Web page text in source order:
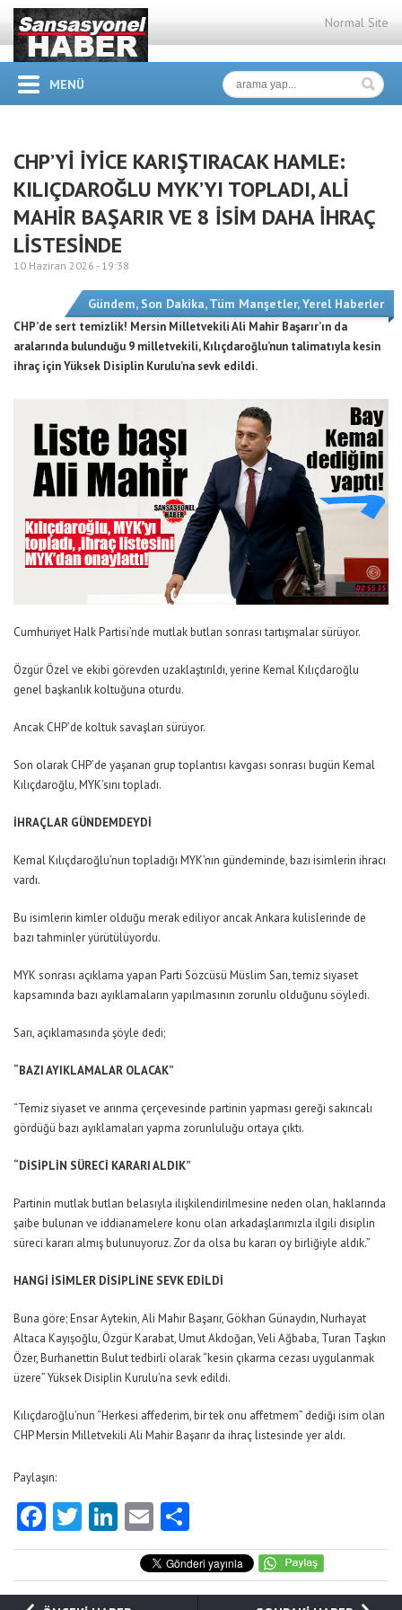
Normal Site
MENÜ
CHP’Yİ İYİCE KARIŞTIRACAK HAMLE:
KILIÇDAROĞLU MYK’YI TOPLADI, ALİ
MAHİR BAŞARIR VE 8 İSİM DAHA İHRAÇ
LİSTESİNDE
10 Haziran 2026 - 19:38
Gündem, Son Dakika,Tüm Manşetler,Yerel Haberler
CHP’de sert temizlik! Mersin Milletvekili Ali Mahir Başarır’ın da
aralarında bulunduğu 9 milletvekili, Kılıçdaroğlu’nun talimatıyla kesin
ihraç için Yüksek Disiplin Kurulu’na sevk edildi.
Cumhuriyet Halk Partisi’nde mutlak butlan sonrası tartışmalar sürüyor.
Özgür Özel ve ekibi görevden uzaklaştırıldı, yerine Kemal Kılıçdaroğlu
genel başkanlık koltuğuna oturdu.
Ancak CHP’de koltuk savaşları sürüyor.
Son olarak CHP’de yaşanan grup toplantısı kavgası sonrası bugün Kemal
Kılıçdaroğlu, MYK’sını topladı.
İHRAÇLAR GÜNDEMDEYDİ
Kemal Kılıçdaroğlu’nun topladığı MYK’nın gündeminde, bazı isimlerin ihracı
vardı.
Bu isimlerin kimler olduğu merak ediliyor ancak Ankara kulislerinde de
bazı tahminler yürütülüyordu.
MYK sonrası açıklama yapan Parti Sözcüsü Müslim Sarı, temiz siyaset
kapsamında bazı ayıklamaların yapılmasının zorunlu olduğunu söyledi.
Sarı, açıklamasında şöyle dedi;
“BAZI AYIKLAMALAR OLACAK”
“Temiz siyaset ve arınma çerçevesinde partinin yapması gereği sakıncalı
gördüğü bazı ayıklamaları yapma zorunluluğu ortaya çıktı.
“DİSİPLİN SÜRECİ KARARI ALDIK”
Partinin mutlak butlan belasıyla ilişkilendirilmesine neden olan, haklarında
şaibe bulunan ve iddianamelere konu olan arkadaşlarımızla ilgili disiplin
süreci kararı almış bulunuyoruz. Zor da olsa bu kararı oy birliğiyle aldık.”
HANGİ İSİMLER DİSİPLİNE SEVK EDİLDİ
Buna göre; Ensar Aytekin, Ali Mahir Başarır, Gökhan Günaydın, Nurhayat
Altaca Kayışoğlu, Özgür Karabat, Umut Akdoğan, Veli Ağbaba, Turan Taşkın
Özer, Burhanettin Bulut tedbirli olarak “kesin çıkarma cezası uygulanmak
üzere” Yüksek Disiplin Kurulu’na sevk edildi.
Kılıçdaroğlu’nun “Herkesi affederim, bir tek onu affetmem” dediği isim olan
CHP Mersin Milletvekili Ali Mahir Başarır da ihraç listesinde yer aldı.
Paylaşın:
Facebook
Twitter
LinkedIn
Email